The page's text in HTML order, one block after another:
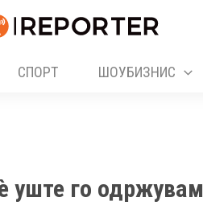
СПОРТ ШОУБИЗНИС
уште го одржувам